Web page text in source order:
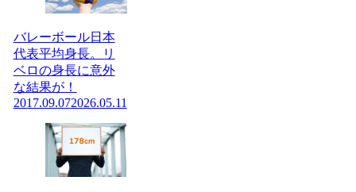
バレーボール日本
代表平均身長。リ
ベロの身長に意外
な結果が！
2017.09.072026.05.11